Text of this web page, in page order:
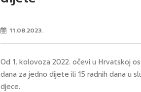
11.08.2023.
Od 1. kolovoza 2022. očevi u Hrvatskoj
dana za jedno dijete ili 15 radnih dana u
djece.